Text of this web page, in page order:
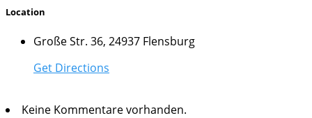
Location
Große Str. 36, 24937 Flensburg
Get Directions
Keine Kommentare vorhanden.